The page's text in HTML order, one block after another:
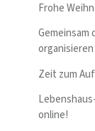
Frohe
Gemeinsam
organisieren
Zeit zum
online!